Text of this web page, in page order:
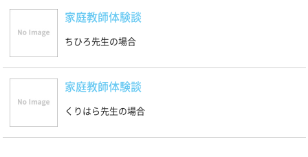
家庭教師体験談
ちひろ先生の場合
家庭教師体験談
くりはら先生の場合